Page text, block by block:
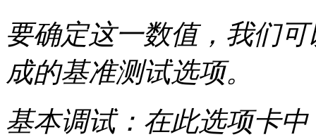
要确定这一数值，我们
成的基准测试选项。
基本调试：在此选项卡